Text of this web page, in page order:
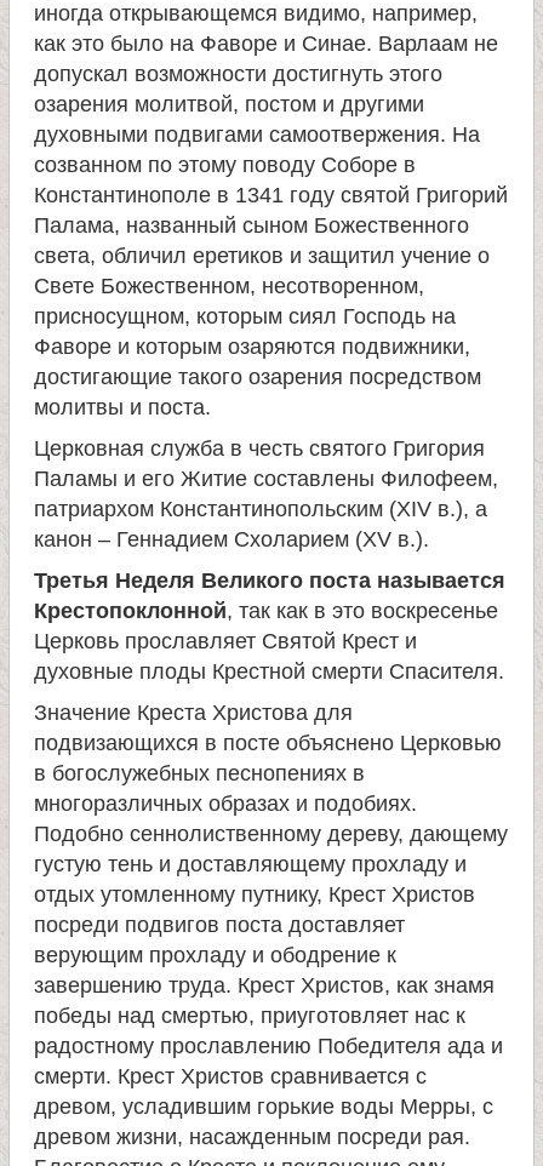
иногда открывающемся видимо, например,
как это было на Фаворе и Синае. Варлаам не
допускал возможности достигнуть этого
озарения молитвой, постом и другими
духовными подвигами самоотвержения. На
созванном по этому поводу Соборе в
Константинополе в 1341 году святой Григорий
Палама, названный сыном Божественного
света, обличил еретиков и защитил учение о
Свете Божественном, несотворенном,
присносущном, которым сиял Господь на
Фаворе и которым озаряются подвижники,
достигающие такого озарения посредством
молитвы и поста.
Церковная служба в честь святого Григория
Паламы и его Житие составлены Филофеем,
патриархом Константинопольским (XIV в.), а
канон – Геннадием Схоларием (XV в.).
Третья Неделя Великого поста называется
Крестопоклонной, так как в это воскресенье
Церковь прославляет Святой Крест и
духовные плоды Крестной смерти Спасителя.
Значение Креста Христова для
подвизающихся в посте объяснено Церковью
в богослужебных песнопениях в
многоразличных образах и подобиях.
Подобно сеннолиственному дереву, дающему
густую тень и доставляющему прохладу и
отдых утомленному путнику, Крест Христов
посреди подвигов поста доставляет
верующим прохладу и ободрение к
завершению труда. Крест Христов, как знамя
победы над смертью, приуготовляет нас к
радостному прославлению Победителя ада и
смерти. Крест Христов сравнивается с
древом, усладившим горькие воды Мерры, с
древом жизни, насажденным посреди рая.